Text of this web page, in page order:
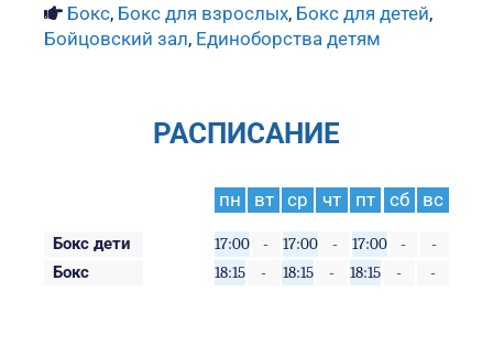
Бокс, Бокс для взрослых, Бокс для детей,
Бойцовский зал, Единоборства детям
РАСПИСАНИЕ
пн вт ср чт пт сб вс
Бокс дети 17:00 - 17:00 - 17:00 -
-
Бокс
18:15 - 18:15 - 18:15 - -